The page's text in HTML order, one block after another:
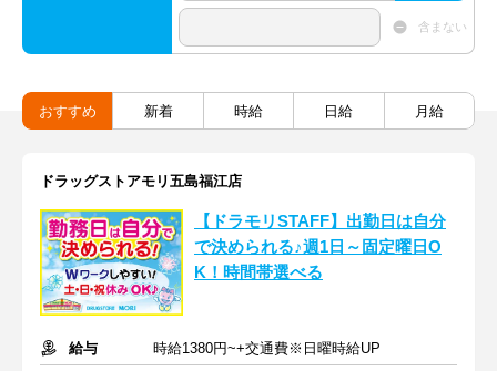
含まない
おすすめ 新着 時給 日給 月給
ドラッグストアモリ五島福江店
【ドラモリSTAFF】出勤日は自分
で決められる♪週1日～固定曜日O
K！時間帯選べる
給与
時給1380円~+交通費※日曜時給UP